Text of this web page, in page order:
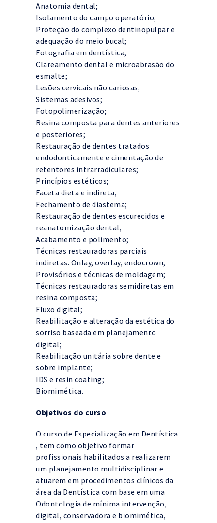
Anatomia dental;
Isolamento do campo operatório;
Proteção do complexo dentinopulpar e
adequação do meio bucal;
Fotografia em dentística;
Clareamento dental e microabrasão do
esmalte;
Lesões cervicais não cariosas;
Sistemas adesivos;
Fotopolimerização;
Resina composta para dentes anteriores
e posteriores;
Restauração de dentes tratados
endodonticamente e cimentação de
retentores intrarradiculares;
Princípios estéticos;
Faceta dieta e indireta;
Fechamento de diastema;
Restauração de dentes escurecidos e
reanatomização dental;
Acabamento e polimento;
Técnicas restauradoras parciais
indiretas: Onlay, overlay, endocrown;
Provisórios e técnicas de moldagem;
Técnicas restauradoras semidiretas em
resina composta;
Fluxo digital;
Reabilitação e alteração da estética do
sorriso baseada em planejamento
digital;
Reabilitação unitária sobre dente e
sobre implante;
IDS e resin coating;
Biomimética.
Objetivos do curso
O curso de Especialização em Dentística
, tem como objetivo formar
profissionais habilitados a realizarem
um planejamento multidisciplinar e
atuarem em procedimentos clínicos da
área da Dentística com base em uma
Odontologia de mínima intervenção,
digital, conservadora e biomimética,